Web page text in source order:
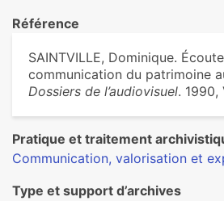
Référence
SAINTVILLE, Dominique.
communication du patrimoine
Dossiers de l’audiovisuel. 1990,
Pratique et traitement
Communication, valorisation et
Type et support d’archives